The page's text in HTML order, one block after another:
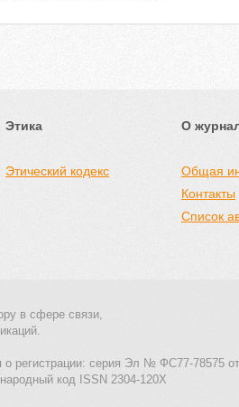
Этика
Этический кодекс
О
Общая
Контакты
Список
в сфере связи,
о регистрации: серия Эл № ФС77-78575
код ISSN 2304-120X